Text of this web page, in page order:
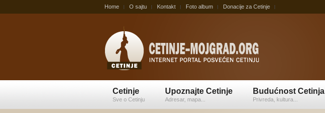
Home O sajtu Kontakt Foto album Donacije za Cetinje
Cetinje
Sve o Cetinju
Upoznajte Cetinje
Adresar, mapa...
Budućnost Cetinja
Privreda, kultura...